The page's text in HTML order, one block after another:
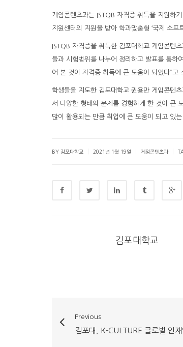
게임콘텐츠과는 ISTQB 자격증 취득을 지원하
지원센터의 지원을 받아 학과맞춤형 ‘국제 소
ISTQB 자격증을 취득한 김포대학교 게임콘텐
들과 시험범위를 나누어 정리하고 발표를 통하
어 본 것이 자격증 취득에 큰 도움이 되었다“고
학생들을 지도한 김포대학교 권용만 게임콘텐
서 다양한 형태의 문제를 경험하게 한 것이 큰
많이 활용되는 만큼 취업에 큰 도움이 되고 있
BY 김포대학교 2021년 1월 19일 게임콘텐츠과
김포대학교
Previous
김포대, K-CULTURE 글로벌 인